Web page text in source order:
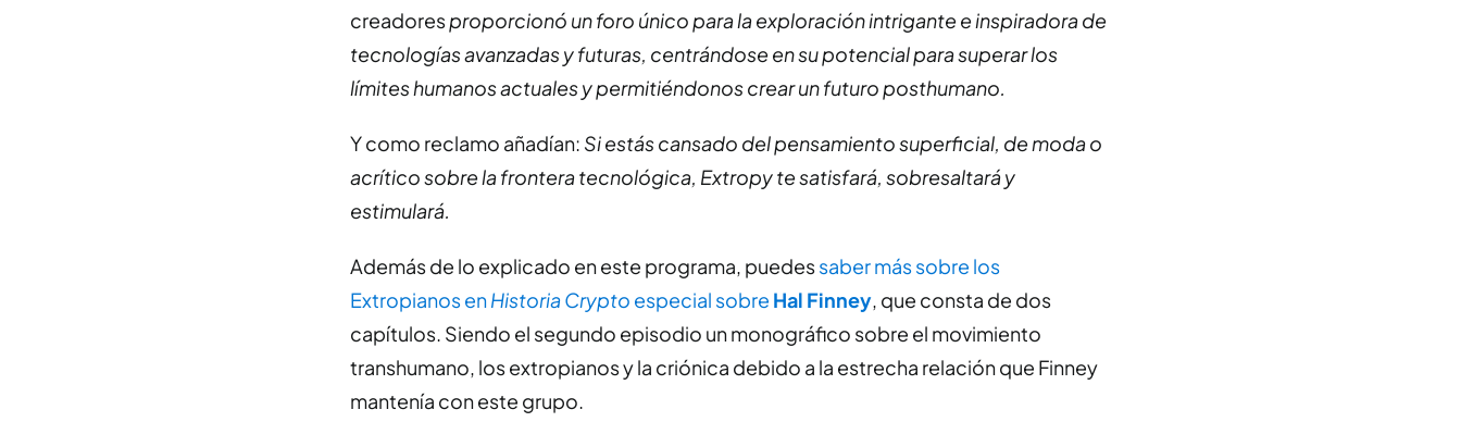
creadoresproporcionó un foro único para la exploración intrigante e inspiradora de
tecnologías avanzadas y futuras, centrándose en su potencial para superar los
límites humanos actuales y permitiéndonos crear un futuro posthumano.
Y como reclamo añadían: Si estás cansado del pensamiento superficial, de moda o
acrítico sobre la frontera tecnológica, Extropy te satisfará, sobresaltará y
estimulará.
Además de lo explicado en este programa, puedessaber más sobre los
Extropianos enHistoria Crypto especial sobre Hal Finney, que consta de dos
capítulos. Siendo el segundo episodio un monográfico sobre el movimiento
transhumano, los extropianos y la criónica debido a la estrecha relación que Finney
mantenía con este grupo.